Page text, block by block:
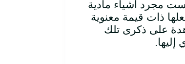
مجرد أشياء مادية
ذات قيمة معنوية
على ذكرى تلك